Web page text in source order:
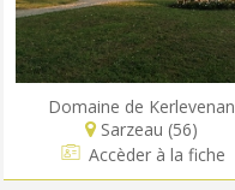
Domaine de Kerlevenan
Sarzeau (56)
Accèder à la fiche